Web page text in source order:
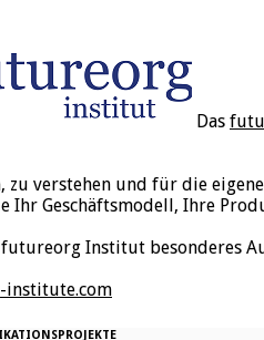
Das
zu verstehen und für die
Ihr Geschäftsmodell, Ihre
Institut besonderes